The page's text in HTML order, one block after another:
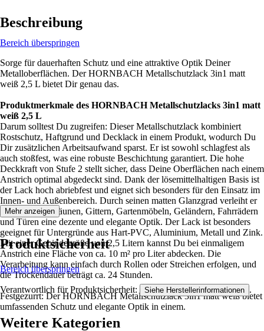
Beschreibung
Bereich überspringen
Sorge für dauerhaften Schutz und eine attraktive Optik Deiner
Metalloberflächen. Der HORNBACH Metallschutzlack 3in1 matt
weiß 2,5 L bietet Dir genau das.
Produktmerkmale des HORNBACH Metallschutzlacks 3in1 matt
weiß 2,5 L
Darum solltest Du zugreifen: Dieser Metallschutzlack kombiniert
Rostschutz, Haftgrund und Decklack in einem Produkt, wodurch Du
Dir zusätzlichen Arbeitsaufwand sparst. Er ist sowohl schlagfest als
auch stoßfest, was eine robuste Beschichtung garantiert. Die hohe
Deckkraft von Stufe 2 stellt sicher, dass Deine Oberflächen nach einem
Anstrich optimal abgedeckt sind. Dank der lösemittelhaltigen Basis ist
der Lack hoch abriebfest und eignet sich besonders für den Einsatz im
Innen- und Außenbereich. Durch seinen matten Glanzgrad verleiht er
Objekten wie Zäunen, Gittern, Gartenmöbeln, Geländern, Fahrrädern
und Türen eine dezente und elegante Optik. Der Lack ist besonders
geeignet für Untergründe aus Hart-PVC, Aluminium, Metall und Zink.
Mit einer Gebindegröße von 2,5 Litern kannst Du bei einmaligem
Anstrich eine Fläche von ca. 10 m² pro Liter abdecken. Die
Verarbeitung kann einfach durch Rollen oder Streichen erfolgen, und
die Trockendauer beträgt ca. 24 Stunden.
Festgezurrt: Der HORNBACH Metallschutzlack 3in1 matt weiß bietet
umfassenden Schutz und elegante Optik in einem.
Mehr anzeigen
Produktsicherheit
Bereich überspringen
Verantwortlich für Produktsicherheit: Siehe Herstellerinformationen .
Weitere Kategorien